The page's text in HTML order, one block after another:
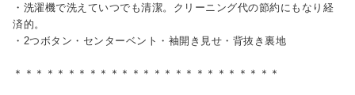
・洗濯機で洗えていつでも清潔。クリーニング代の節約にもなり経
済的。
・2つボタン・センターベント・袖開き見せ・背抜き裏地
＊＊＊＊＊＊＊＊＊＊＊＊＊＊＊＊＊＊＊＊＊＊＊＊＊